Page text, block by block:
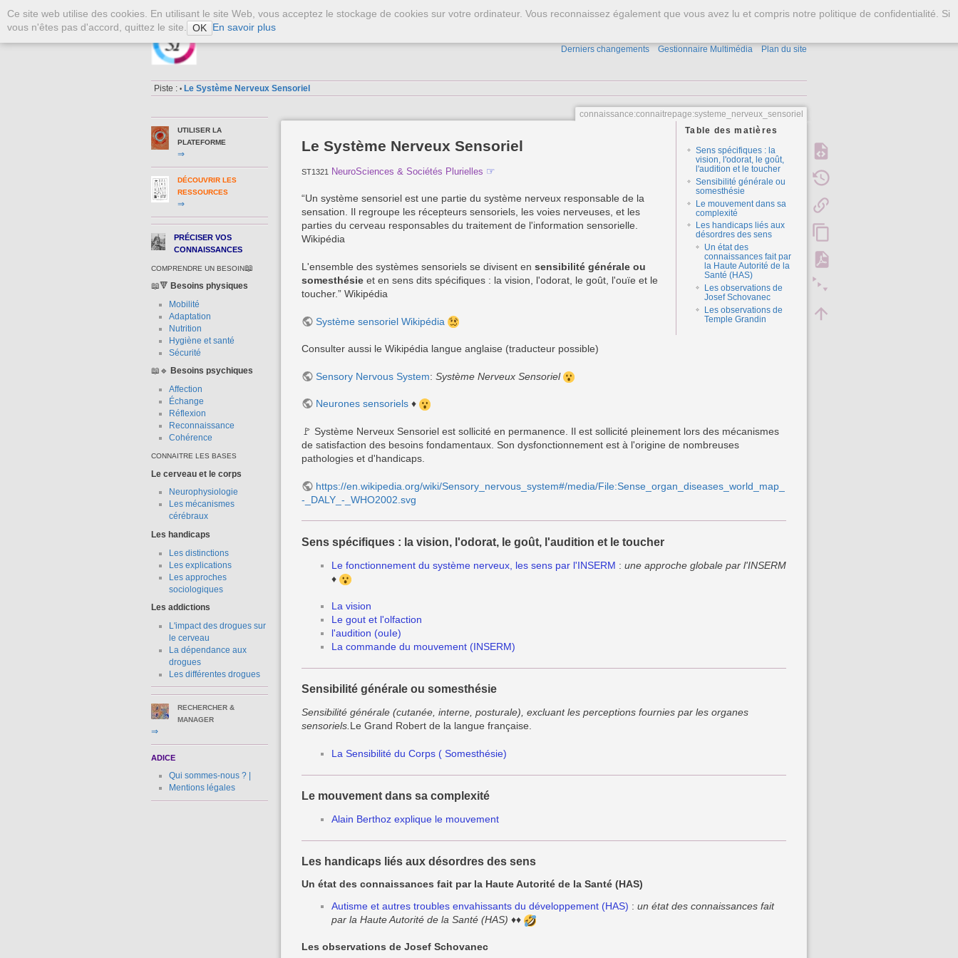
La Plateforme Stevenson
S'identifier
Derniers changements Gestionnaire Multimédia Plan du site
Piste : • Le Système Nerveux Sensoriel
UTILISER LA
PLATEFORME
⇒
DÉCOUVRIR LES
RESSOURCES
⇒
PRÉCISER VOS
CONNAISSANCES
COMPRENDRE UN BESOIN📖
📖🔻 Besoins physiques
Mobilité
Adaptation
Nutrition
Hygiène et santé
Sécurité
📖🔹 Besoins psychiques
Affection
Échange
Réflexion
Reconnaissance
Cohérence
CONNAITRE LES BASES
Le cerveau et le corps
Neurophysiologie
Les mécanismes
cérébraux
Les handicaps
Les distinctions
Les explications
Les approches
sociologiques
Les addictions
L'impact des drogues sur
le cerveau
La dépendance aux
drogues
Les différentes drogues
RECHERCHER &
MANAGER
⇒
ADICE
Qui sommes-nous ? |
Mentions légales
connaissance:connaitrepage:systeme_nerveux_sensoriel
Table des matières
Sens spécifiques : la
vision, l'odorat, le goût,
l'audition et le toucher
Sensibilité générale ou
somesthésie
Le mouvement dans sa
complexité
Les handicaps liés aux
désordres des sens
Un état des
connaissances fait par
la Haute Autorité de la
Santé (HAS)
Les observations de
Josef Schovanec
Les observations de
Temple Grandin
Le Système Nerveux Sensoriel
ST1321 NeuroSciences & Sociétés Plurielles ☞
“Un système sensoriel est une partie du système nerveux responsable de la
sensation. Il regroupe les récepteurs sensoriels, les voies nerveuses, et les
parties du cerveau responsables du traitement de l'information sensorielle.
Wikipédia
L'ensemble des systèmes sensoriels se divisent en sensibilité générale ou
somesthésie et en sens dits spécifiques : la vision, l'odorat, le goût, l'ouïe et le
toucher.” Wikipédia
Système sensoriel Wikipédia
Consulter aussi le Wikipédia langue anglaise (traducteur possible)
Sensory Nervous System: Système Nerveux Sensoriel
Neurones sensoriels♦
🚩 Système Nerveux Sensoriel est sollicité en permanence. Il est sollicité pleinement lors des mécanismes
de satisfaction des besoins fondamentaux. Son dysfonctionnement est à l'origine de nombreuses
pathologies et d'handicaps.
https://en.wikipedia.org/wiki/Sensory_nervous_system#/media/File:Sense_organ_diseases_world_map_
-_DALY_-_WHO2002.svg
Sens spécifiques : la vision, l'odorat, le goût, l'audition et le toucher
Le fonctionnement du système nerveux, les sens par l'INSERM : une approche globale par l'INSERM
♦
La vision
Le gout et l'olfaction
l'audition (ouIe)
La commande du mouvement (INSERM)
Sensibilité générale ou somesthésie
Sensibilité générale (cutanée, interne, posturale), excluant les perceptions fournies par les organes
sensoriels.Le Grand Robert de la langue française.
La Sensibilité du Corps ( Somesthésie)
Le mouvement dans sa complexité
Alain Berthoz explique le mouvement
Les handicaps liés aux désordres des sens
Un état des connaissances fait par la Haute Autorité de la Santé (HAS)
Autisme et autres troubles envahissants du développement (HAS) : un état des connaissances fait
par la Haute Autorité de la Santé (HAS) ♦♦
Les observations de Josef Schovanec
Ce site web utilise des cookies. En utilisant le site Web, vous acceptez le stockage de cookies sur votre ordinateur. Vous reconnaissez également que vous avez lu et compris notre politique de confidentialité. Si
vous n'êtes pas d'accord, quittez le site.
OK En savoir plus